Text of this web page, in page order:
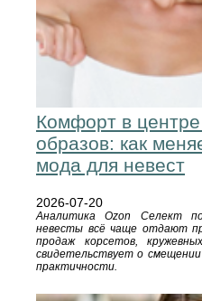
Комфорт в
образов: как
мода для невест
2026-07-20
Аналитика Ozon Селект
невесты всё чаще отдают
продаж корсетов,
свидетельствует о
практичности.